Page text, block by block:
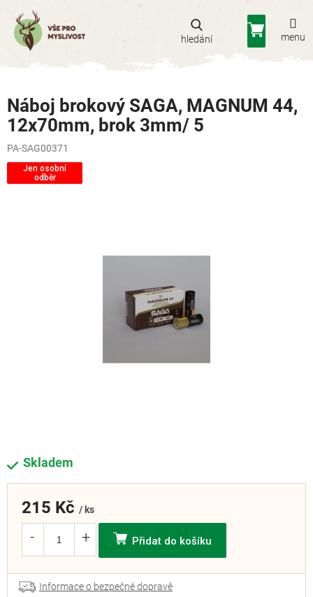
obsah
Nákupní
košík
Náboj brokový SAGA, MAGNUM 44,
12x70mm, brok 3mm/ 5
PA-SAG00371
Jen osobní
odběr
Skladem
215 Kč / ks
Přidat do košíku
Informace o bezpečné dopravě